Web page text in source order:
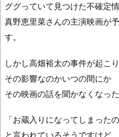
ググっていて見つけた不確定情
真野恵里菜さんの主演映画が
す。
しかし高畑裕太の事件が起こり
その影響なのかいつの間にか
その映画の話を聞かなくなった
「お蔵入りになってしまった